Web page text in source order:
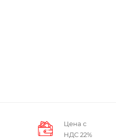
Цена с
НДС 22%